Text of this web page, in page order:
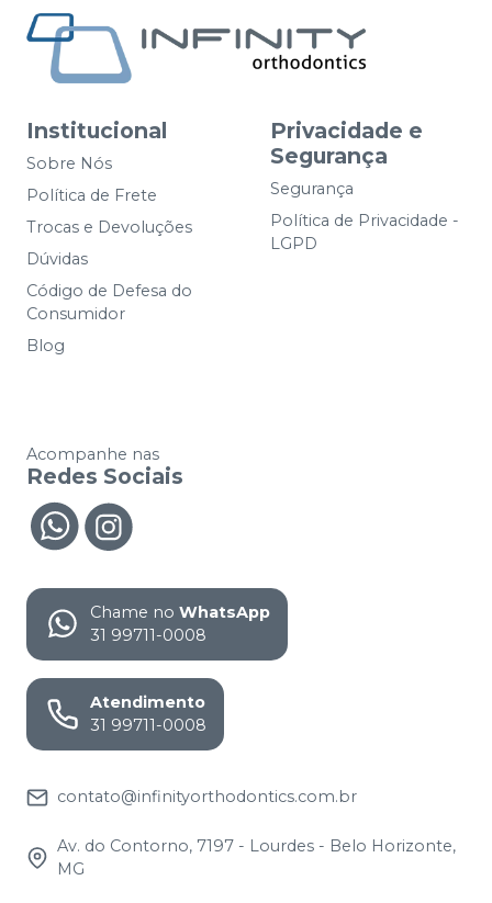
Institucional
Sobre Nós
Política de Frete
Trocas e Devoluções
Dúvidas
Código de Defesa do
Consumidor
Blog
Privacidade e
Segurança
Segurança
Política de Privacidade -
LGPD
Acompanhe nas
Redes Sociais
Chame no WhatsApp
31 99711-0008
Atendimento
31 99711-0008
contato@infinityorthodontics.com.br
Av. do Contorno, 7197 - Lourdes - Belo Horizonte,
MG